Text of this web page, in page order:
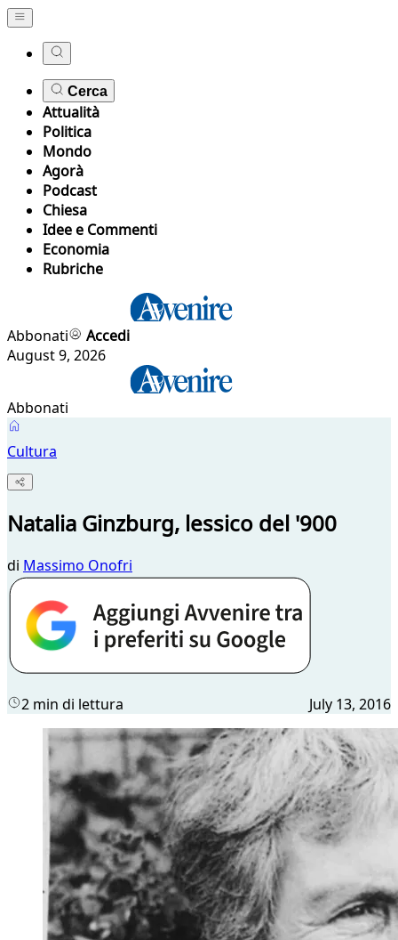
Cerca
Attualità
Politica
Mondo
Agorà
Podcast
Chiesa
Idee e Commenti
Economia
Rubriche
Abbonati
Accedi
August 9, 2026
Abbonati
Cultura
Natalia Ginzburg, lessico del '900
di Massimo Onofri
2 min di lettura July 13, 2016